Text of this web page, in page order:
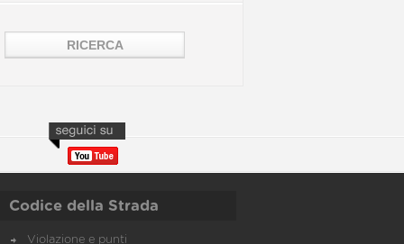
Codice della Strada
Violazione e punti